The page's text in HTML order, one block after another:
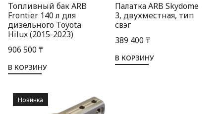
Топливный бак ARB
Frontier 140 л для
дизельного Toyota
Hilux (2015-2023)
906 500 ₸
В КОРЗИНУ
Палатка ARB Skydome
3, двухместная, тип
свэг
389 400 ₸
В КОРЗИНУ
Новинка